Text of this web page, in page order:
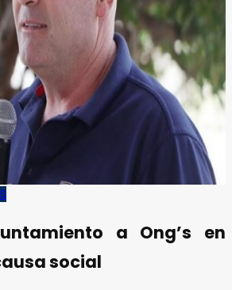
a Ong’s en
social